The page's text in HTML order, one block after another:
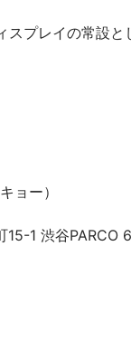
プレイの常設と
ョー）
1 渋谷PARCO